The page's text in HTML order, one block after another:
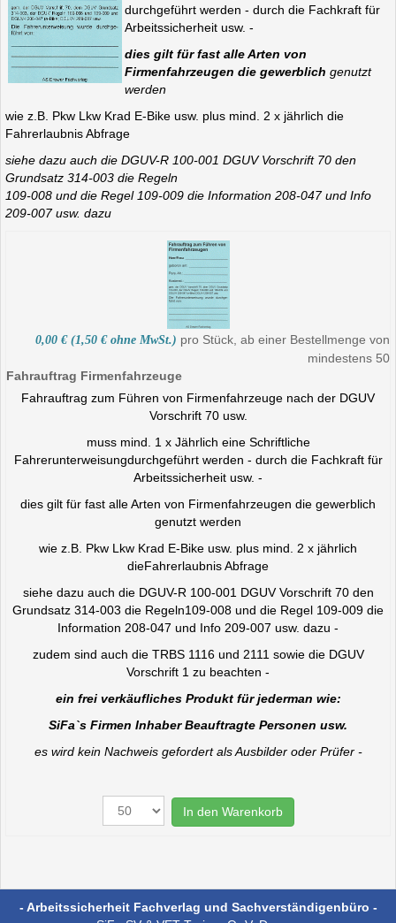
durchgeführt werden - durch die Fachkraft für
Arbeitssicherheit usw. -
dies gilt für fast alle Arten von
Firmenfahrzeugen die gewerblich genutzt
werden
wie z.B. Pkw Lkw Krad E-Bike usw. plus mind. 2 x jährlich die
Fahrerlaubnis Abfrage
siehe dazu auch die DGUV-R 100-001 DGUV Vorschrift 70 den
Grundsatz 314-003 die Regeln
109-008 und die Regel 109-009 die Information 208-047 und Info
209-007 usw. dazu
0,00 € (1,50 € ohne MwSt.) pro Stück, ab einer Bestellmenge von
mindestens 50
Fahrauftrag Firmenfahrzeuge
Fahrauftrag zum Führen von Firmenfahrzeuge nach der DGUV
Vorschrift 70 usw.
muss mind. 1 x Jährlich eine Schriftliche
Fahrerunterweisungdurchgeführt werden - durch die Fachkraft für
Arbeitssicherheit usw. -
dies gilt für fast alle Arten von Firmenfahrzeugen die gewerblich
genutzt werden
wie z.B. Pkw Lkw Krad E-Bike usw. plus mind. 2 x jährlich
dieFahrerlaubnis Abfrage
siehe dazu auch die DGUV-R 100-001 DGUV Vorschrift 70 den
Grundsatz 314-003 die Regeln109-008 und die Regel 109-009 die
Information 208-047 und Info 209-007 usw. dazu -
zudem sind auch die TRBS 1116 und 2111 sowie die DGUV
Vorschrift 1 zu beachten -
ein frei verkäufliches Produkt für jederman wie:
SiFa`s Firmen Inhaber Beauftragte Personen usw.
es wird kein Nachweis gefordert als Ausbilder oder Prüfer -
In den Warenkorb
- Arbeitssicherheit Fachverlag und Sachverständigenbüro -